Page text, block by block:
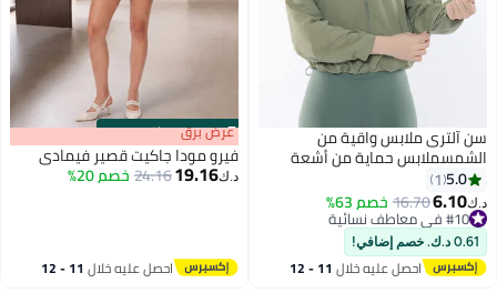
سن آلتری ملابس واقية من
الشمسملابس حماية من أشعة
للنساء، ملابس خفيفة الوزن من
الحرير الجليدي، قميص شمس
بأكمام طويلة، قمصان صيفية مرنة
سريعة الجفاف، سترة صيد بسحاب
كامل.
5.0
1
د.ك‏6.10
16.70خصم 63%
#10 في معاطف نسائية
#10 في معاطف نسائية
0.61 د.ك. خصم إضافي!
احصل عليه خلال 11 - 12
00m:00s
·باقي 100% عرض برق
فيرو مودا جاكيت قصير فيمادي
د.ك‏19.16
24.16خصم 20%
احصل عليه خلال 11 - 12